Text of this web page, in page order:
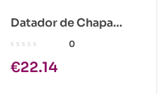
Datador de Chapa
Trodat 2910/ P06
0
€22.14